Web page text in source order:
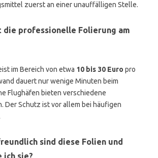
zuerst an einer unauffälligen Stelle.
die professionelle Folierung am
im Bereich von etwa 10 bis 30 Euro pro
dauert nur wenige Minuten beim
Flughäfen bieten verschiedene
Der Schutz ist vor allem bei häufigen
sind diese Folien und
ich sie?